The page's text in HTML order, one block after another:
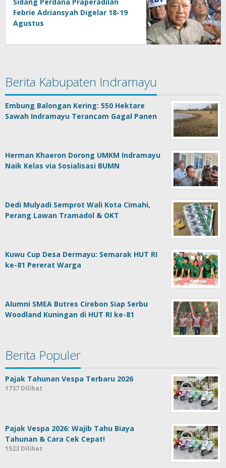
Febrie Adriansyah Digelar 18-19
Agustus
Berita Kabupaten Indramayu
Embung Balongan Kering: 550 Hektare
Sawah Indramayu Terancam Gagal Panen
Herman Khaeron Dorong UMKM Indramayu
Naik Kelas via Sosialisasi BUMN
Dedi Mulyadi Semprot Wali Kota Cimahi,
Perang Lawan Tramadol & OKT
Kuwu Cup Desa Dermayu: Semarak HUT RI
ke-81 Pererat Warga
Alumni SMEA Butres Cirebon Siap Serbu
Woodland Kuningan di HUT RI ke-81
Berita Populer
Pajak Tahunan Vespa Terbaru 2026
1737 Dilihat
Pajak Vespa 2026: Wajib Tahu Biaya
Tahunan & Cara Cek Cepat!
1523 Dilihat